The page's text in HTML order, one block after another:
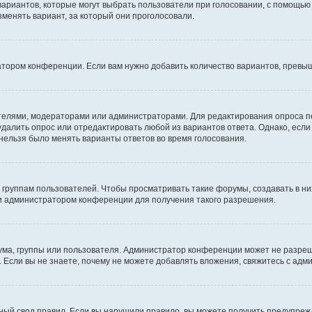
которые могут выбрать пользователи при голосовании, с
вариант, за который они проголосовали.
конференции. Если вам нужно добавить количество вариантов,
модераторами или администраторами. Для редактирования опроса
опрос или отредактировать любой из вариантов ответа. Однако,
было менять варианты ответов во время голосования.
пользователей. Чтобы просматривать такие форумы, создавать в
конференции для получения такого разрешения.
группы или пользователя. Администратор конференции может не
вы не знаете, почему не можете добавлять вложения, свяжитесь с